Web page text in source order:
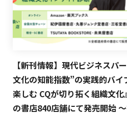
【新刊情報】現代ビジネスパ
文化の知能指数”の実践的バ
楽しむ CQが切り拓く組織文
の書店840店舗にて発売開始